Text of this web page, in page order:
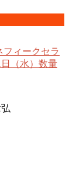
ィークセラ
（水）数量